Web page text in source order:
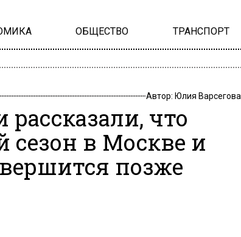
ОБЩЕСТВО ТРАНСПОРТ
Автор: Юлия Варсегова
что
сезон в Москве и
позже